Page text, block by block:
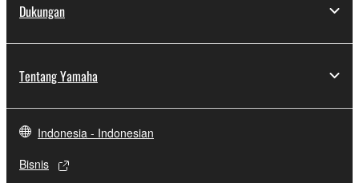
Dukungan
Tentang Yamaha
Indonesia - Indonesian
Bisnis